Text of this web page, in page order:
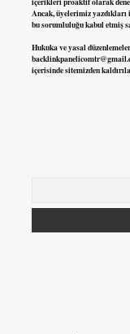
Ancak, üyelerimiz
bu sorumluluğu kabul etmiş
Hukuka ve yasal
içerisinde sitemizden